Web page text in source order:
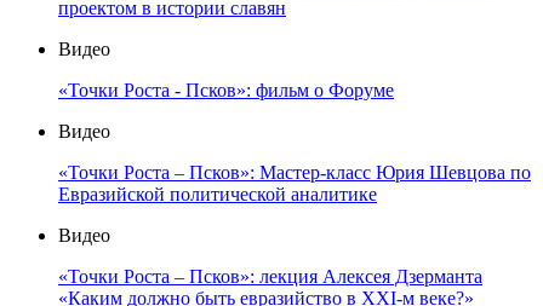
проектом в истории славян
Видео
«Точки Роста - Псков»: фильм о Форуме
Видео
«Точки Роста – Псков»: Мастер-класс Юрия Шевцова по
Евразийской политической аналитике
Видео
«Точки Роста – Псков»: лекция Алексея Дзерманта
«Каким должно быть евразийство в XXI-м веке?»